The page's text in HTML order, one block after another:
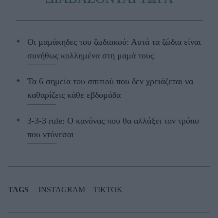
Οι μαμάκηδες του ζωδιακού: Αυτά τα ζώδια είναι
συνήθως κολλημένα στη μαμά τους
Τα 6 σημεία του σπιτιού που δεν χρειάζεται να
καθαρίζεις κάθε εβδομάδα
3-3-3 rule: Ο κανόνας που θα αλλάξει τον τρόπο
που ντύνεσαι
TAGS INSTAGRAM TIKTOK